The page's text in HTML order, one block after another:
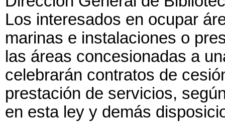
Los interesados en ocupar
marinas e instalaciones o
las áreas concesionadas a
celebrarán contratos de
prestación de servicios,
en esta ley y demás